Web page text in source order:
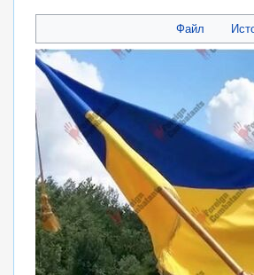
к
навигации
к
поиску
Файл